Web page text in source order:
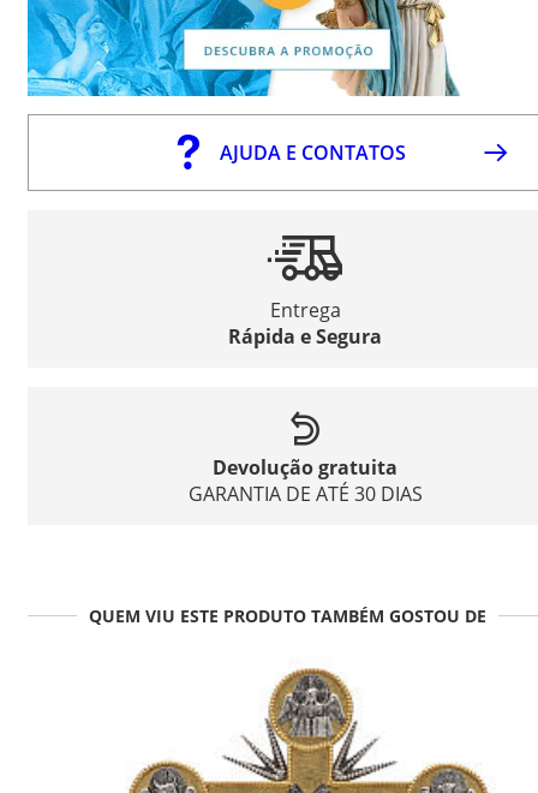
AJUDA E CONTATOS
Entrega
Rápida e Segura
Devolução gratuita
GARANTIA DE ATÉ 30 DIAS
QUEM VIU ESTE PRODUTO TAMBÉM GOSTOU DE